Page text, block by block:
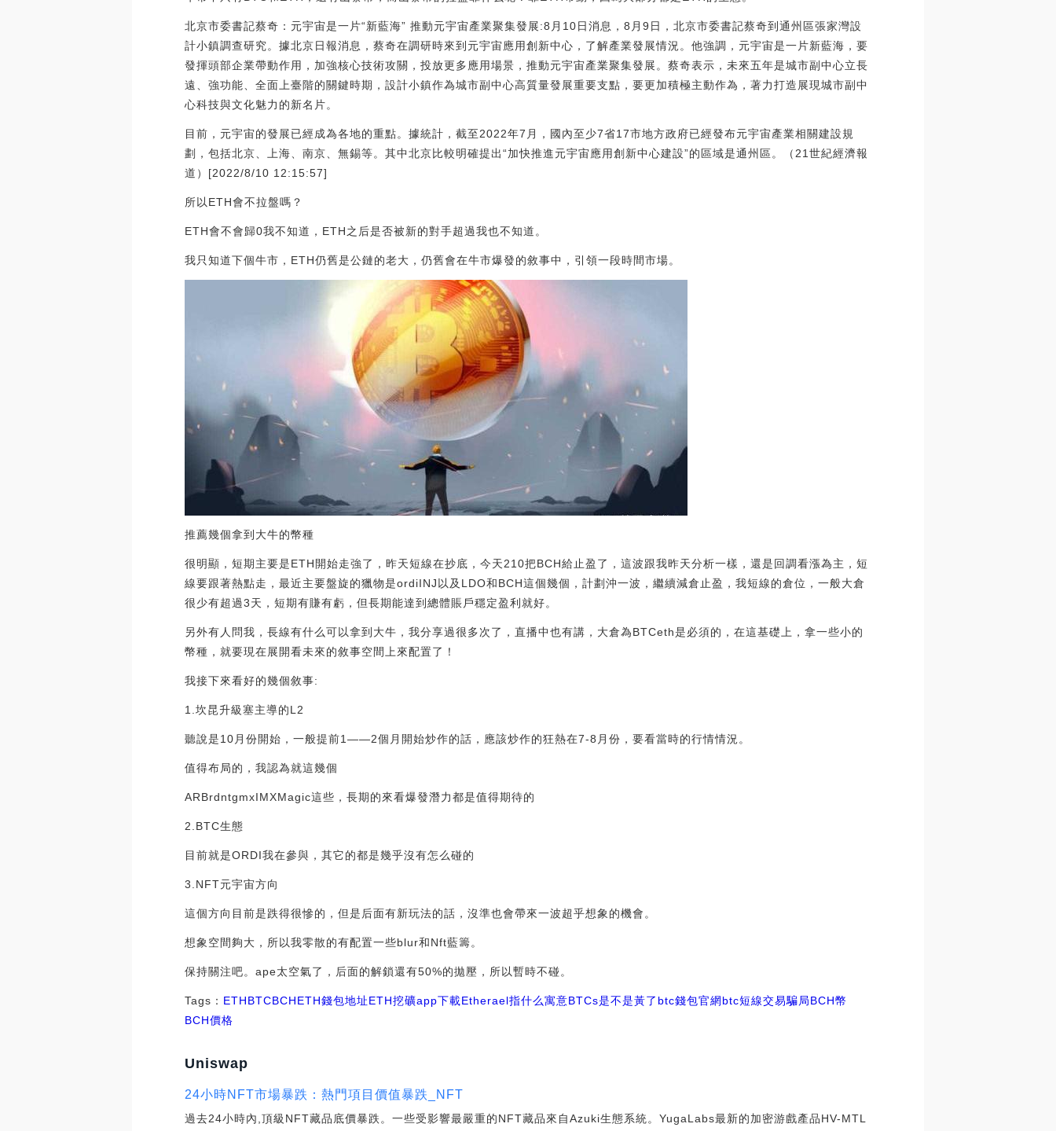
北京市委書記蔡奇：元宇宙是一片“新藍海” 推動元宇宙產業聚集發展:8月10日消息，8月9日，北京市委書記蔡奇到通州區張家灣設
計小鎮調查研究。據北京日報消息，蔡奇在調研時來到元宇宙應用創新中心，了解產業發展情況。他強調，元宇宙是一片新藍海，要
發揮頭部企業帶動作用，加強核心技術攻關，投放更多應用場景，推動元宇宙產業聚集發展。蔡奇表示，未來五年是城市副中心立長
遠、強功能、全面上臺階的關鍵時期，設計小鎮作為城市副中心高質量發展重要支點，要更加積極主動作為，著力打造展現城市副中
心科技與文化魅力的新名片。
目前，元宇宙的發展已經成為各地的重點。據統計，截至2022年7月，國內至少7省17市地方政府已經發布元宇宙產業相關建設規
劃，包括北京、上海、南京、無錫等。其中北京比較明確提出“加快推進元宇宙應用創新中心建設”的區域是通州區。（21世紀經濟報
道）[2022/8/10 12:15:57]
所以ETH會不拉盤嗎？
ETH會不會歸0我不知道，ETH之后是否被新的對手超過我也不知道。
我只知道下個牛市，ETH仍舊是公鏈的老大，仍舊會在牛市爆發的敘事中，引領一段時間市場。
推薦幾個拿到大牛的幣種
很明顯，短期主要是ETH開始走強了，昨天短線在抄底，今天210把BCH給止盈了，這波跟我昨天分析一樣，還是回調看漲為主，短
線要跟著熱點走，最近主要盤旋的獵物是ordiINJ以及LDO和BCH這個幾個，計劃沖一波，繼續減倉止盈，我短線的倉位，一般大倉
很少有超過3天，短期有賺有虧，但長期能達到總體賬戶穩定盈利就好。
另外有人問我，長線有什么可以拿到大牛，我分享過很多次了，直播中也有講，大倉為BTCeth是必須的，在這基礎上，拿一些小的
幣種，就要現在展開看未來的敘事空間上來配置了！
我接下來看好的幾個敘事:
1.坎昆升級塞主導的L2
聽說是10月份開始，一般提前1——2個月開始炒作的話，應該炒作的狂熱在7-8月份，要看當時的行情情況。
值得布局的，我認為就這幾個
ARBrdntgmxIMXMagic這些，長期的來看爆發潛力都是值得期待的
2.BTC生態
目前就是ORDI我在參與，其它的都是幾乎沒有怎么碰的
3.NFT元宇宙方向
這個方向目前是跌得很慘的，但是后面有新玩法的話，沒準也會帶來一波超乎想象的機會。
想象空間夠大，所以我零散的有配置一些blur和Nft藍籌。
保持關注吧。ape太空氣了，后面的解鎖還有50%的拋壓，所以暫時不碰。
Tags： ETHBTCBCHETH錢包地址ETH挖礦app下載Etherael指什么寓意BTCs是不是黃了 btc錢包官網btc短線交易騙局BCH幣
BCH價格
Uniswap
24小時NFT市場暴跌：熱門項目價值暴跌_NFT
過去24小時內,頂級NFT藏品底價暴跌。一些受影響最嚴重的NFT藏品來自Azuki生態系統。YugaLabs最新的加密游戲產品HV-MTL